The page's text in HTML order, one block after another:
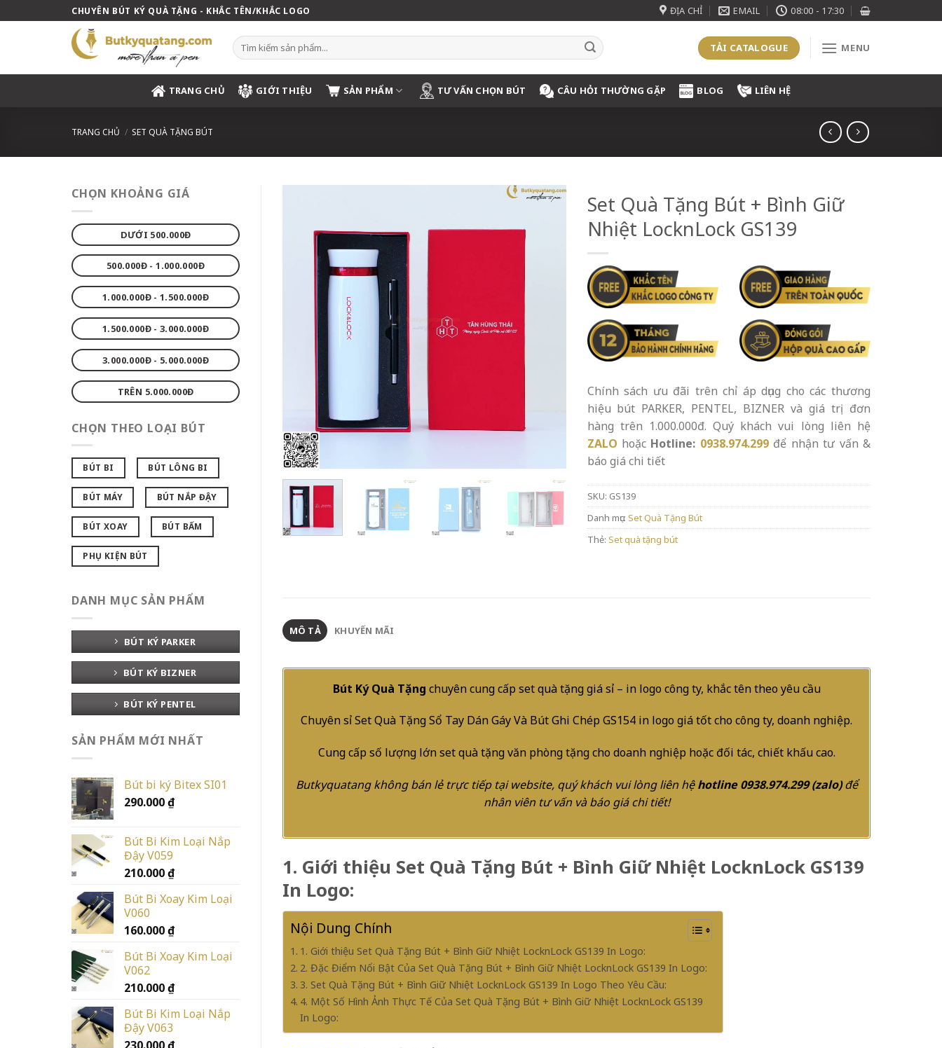
to
CHUYÊN BÚT KÝ QUÀ TẶNG - KHẮC TÊN/KHẮC LOGO ĐỊA CHỈ EMAIL 08:00 - 17:30
Tìm
kiếm:
TẢI CATALOGUE MENU
TRANG CHỦ GIỚI THIỆU SẢN PHẨM TƯ VẤN CHỌN BÚT CÂU HỎI THƯỜNG GẶP BLOG LIÊN HỆ
TRANG CHỦ / SET QUÀ TẶNG BÚT
CHỌN KHOẢNG GIÁ
DƯỚI 500.000Đ
500.000Đ - 1.000.000Đ
1.000.000Đ - 1.500.000Đ
1.500.000Đ - 3.000.000Đ
3.000.000Đ - 5.000.000Đ
TRÊN 5.000.000Đ
CHỌN THEO LOẠI BÚT
BÚT BI BÚT LÔNG BI
BÚT MÁY BÚT NẮP ĐẬY
BÚT XOAY BÚT BẤM
PHỤ KIỆN BÚT
DANH MỤC SẢN PHẨM
BÚT KÝ PARKER
BÚT KÝ BIZNER
BÚT KÝ PENTEL
SẢN PHẨM MỚI NHẤT
Bút bi ký Bitex SI01
290.000₫
Bút Bi Kim Loại Nắp
Đậy V059
210.000₫
Bút Bi Xoay Kim Loại
V060
160.000₫
Bút Bi Xoay Kim Loại
V062
210.000₫
Bút Bi Kim Loại Nắp
Đậy V063
Set Quà Tặng Bút + Bình Giữ
Nhiệt LocknLock GS139
Chính sách ưu đãi trên chỉ áp dụng cho các thương
hiệu bút PARKER, PENTEL, BIZNER và giá trị đơn
hàng trên 1.000.000đ. Quý khách vui lòng liên hệ
ZALO hoặc Hotline: 0938.974.299để nhận tư vấn &
báo giá chi tiết
SKU: GS139
Danh mục: Set Quà Tặng Bút
Thẻ: Set quà tặng bút
MÔ TẢ KHUYẾN MÃI
Bút Ký Quà Tặng chuyên cung cấp set quà tặng giá sỉ – in logo công ty, khắc tên theo yêu cầu
Chuyên sỉ Set Quà Tặng Sổ Tay Dán Gáy Và Bút Ghi Chép GS154 in logo giá tốt cho công ty, doanh nghiệp.
Cung cấp số lượng lớn set quà tặng văn phòng tặng cho doanh nghiệp hoặc đối tác, chiết khấu cao.
Butkyquatang không bán lẻ trực tiếp tại website, quý khách vui lòng liên hệhotline 0938.974.299 (zalo)để
nhân viên tư vấn và báo giá chi tiết!
1. Giới thiệu Set Quà Tặng Bút + Bình Giữ Nhiệt LocknLock GS139
In Logo:
Nội Dung Chính
1. Giới thiệu Set Quà Tặng Bút + Bình Giữ Nhiệt LocknLock GS139 In Logo:
2. Đặc Điểm Nổi Bật Của Set Quà Tặng Bút + Bình Giữ Nhiệt LocknLock GS139 In Logo:
3. Set Quà Tặng Bút + Bình Giữ Nhiệt LocknLock GS139 In Logo Theo Yêu Cầu:
4. Một Số Hình Ảnh Thực Tế Của Set Quà Tặng Bút + Bình Giữ Nhiệt LocknLock GS139
In Logo: